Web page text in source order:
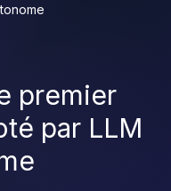
premier
par LLM